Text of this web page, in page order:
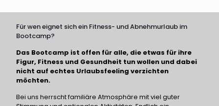
Für wen eignet sich ein Fitness- und Abnehmurlaub im
Bootcamp?
Das Bootcamp ist offen für alle, die etwas für ihre
Figur, Fitness und Gesundheit tun wollen und dabei
nicht auf echtes Urlaubsfeeling verzichten
möchten.
Bei uns herrscht familiäre Atmosphäre mit viel guter